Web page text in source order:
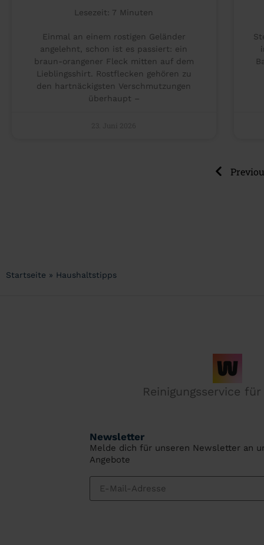
Lesezeit: 7 Minuten
Einmal an einem rostigen Geländer
angelehnt, schon ist es passiert: ein
braun-orangener Fleck mitten auf dem
Lieblingsshirt. Rostflecken gehören zu
den hartnäckigsten Verschmutzungen
überhaupt –
Startseite » Haushaltstipps
Reinigungsservice
Newsletter
Melde dich für unseren Newsletter an
Angebote